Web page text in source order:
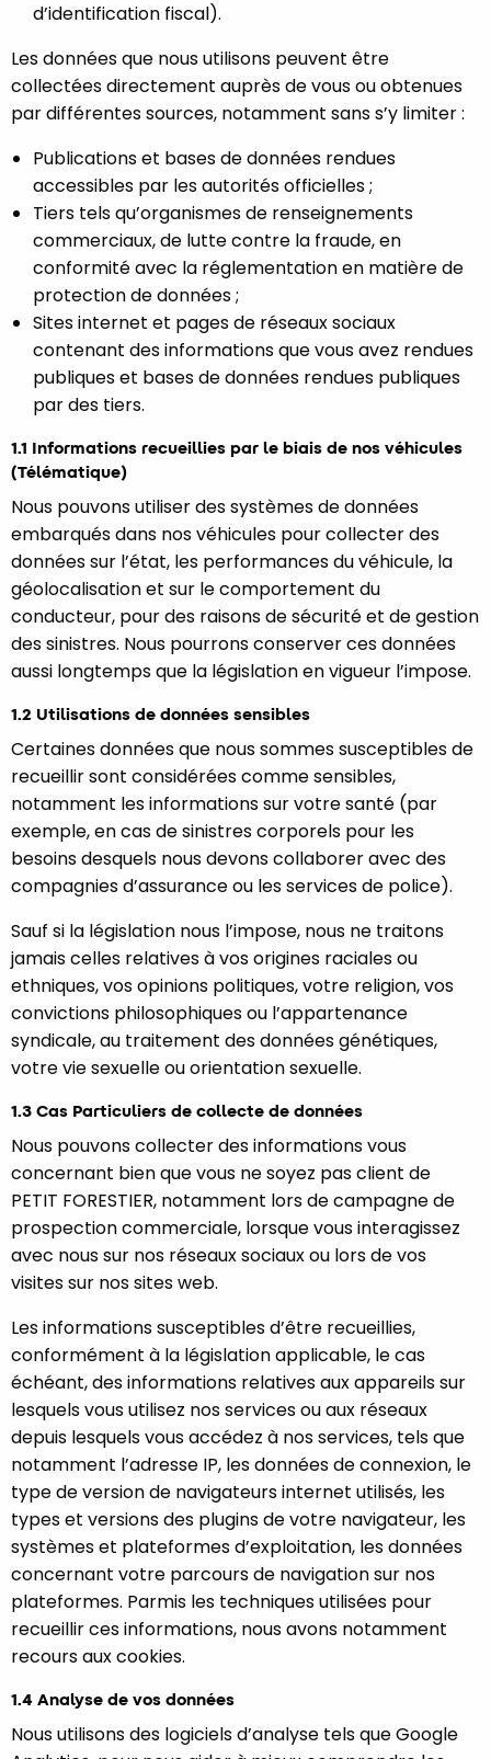
d’identification fiscal).
Les données que nous utilisons peuvent être
collectées directement auprès de vous ou obtenues
par différentes sources, notamment sans s’y limiter :
Publications et bases de données rendues
accessibles par les autorités officielles ;
Tiers tels qu’organismes de renseignements
commerciaux, de lutte contre la fraude, en
conformité avec la réglementation en matière de
protection de données ;
Sites internet et pages de réseaux sociaux
contenant des informations que vous avez rendues
publiques et bases de données rendues publiques
par des tiers.
1.1 Informations recueillies par le biais de nos véhicules
(Télématique)
Nous pouvons utiliser des systèmes de données
embarqués dans nos véhicules pour collecter des
données sur l’état, les performances du véhicule, la
géolocalisation et sur le comportement du
conducteur, pour des raisons de sécurité et de gestion
des sinistres. Nous pourrons conserver ces données
aussi longtemps que la législation en vigueur l’impose.
1.2 Utilisations de données sensibles
Certaines données que nous sommes susceptibles de
recueillir sont considérées comme sensibles,
notamment les informations sur votre santé (par
exemple, en cas de sinistres corporels pour les
besoins desquels nous devons collaborer avec des
compagnies d’assurance ou les services de police).
Sauf si la législation nous l’impose, nous ne traitons
jamais celles relatives à vos origines raciales ou
ethniques, vos opinions politiques, votre religion, vos
convictions philosophiques ou l’appartenance
syndicale, au traitement des données génétiques,
votre vie sexuelle ou orientation sexuelle.
1.3 Cas Particuliers de collecte de données
Nous pouvons collecter des informations vous
concernant bien que vous ne soyez pas client de
PETIT FORESTIER, notamment lors de campagne de
prospection commerciale, lorsque vous interagissez
avec nous sur nos réseaux sociaux ou lors de vos
visites sur nos sites web.
Les informations susceptibles d’être recueillies,
conformément à la législation applicable, le cas
échéant, des informations relatives aux appareils sur
lesquels vous utilisez nos services ou aux réseaux
depuis lesquels vous accédez à nos services, tels que
notamment l’adresse IP, les données de connexion, le
type de version de navigateurs internet utilisés, les
types et versions des plugins de votre navigateur, les
systèmes et plateformes d’exploitation, les données
concernant votre parcours de navigation sur nos
plateformes. Parmis les techniques utilisées pour
recueillir ces informations, nous avons notamment
recours aux cookies.
1.4 Analyse de vos données
Nous utilisons des logiciels d’analyse tels que Google